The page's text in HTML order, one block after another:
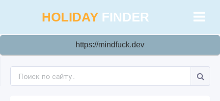
HOLIDAY FINDER
https://mindfuck.dev